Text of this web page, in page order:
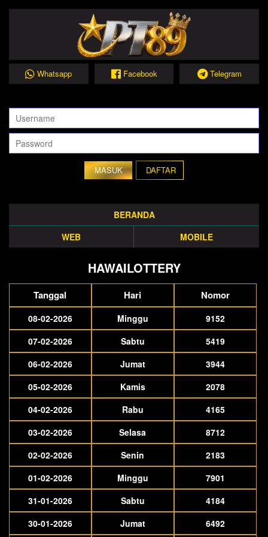
Whatsapp Facebook Telegram
DAFTAR
BERANDA
WEB
MOBILE
HAWAILOTTERY
Tanggal Hari Nomor
08-02-2026 Minggu
9152
07-02-2026
Sabtu
5419
06-02-2026
Jumat
3944
05-02-2026
Kamis
2078
04-02-2026
Rabu
4165
03-02-2026
Selasa
8712
02-02-2026
Senin
2183
01-02-2026
Minggu
7901
31-01-2026
Sabtu
4184
30-01-2026
Jumat 6492